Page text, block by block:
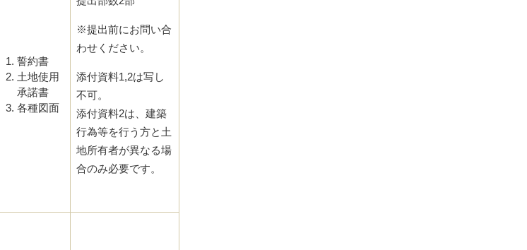
誓約書
土地使用
承諾書
各種図面
※提出前にお問い合
わせください。
添付資料1,2は写し
不可。
添付資料2は、建築
行為等を行う方と土
地所有者が異なる場
合のみ必要です。